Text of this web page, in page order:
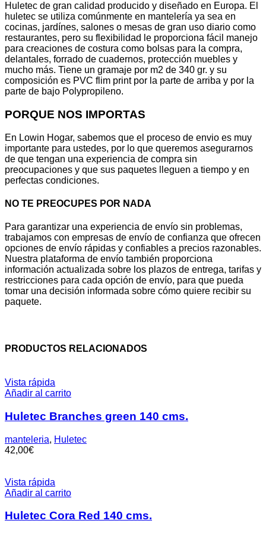
Huletec de gran calidad producido y diseñado en Europa. El
huletec se utiliza comúnmente en mantelería ya sea en
cocinas, jardínes, salones o mesas de gran uso diario como
restaurantes, pero su flexibilidad le proporciona fácil manejo
para creaciones de costura como bolsas para la compra,
delantales, forrado de cuadernos, protección muebles y
mucho más. Tiene un gramaje por m2 de 340 gr. y su
composición es PVC flim print por la parte de arriba y por la
parte de bajo Polypropileno.
PORQUE NOS IMPORTAS
En Lowin Hogar, sabemos que el proceso de envio es muy
importante para ustedes, por lo que queremos asegurarnos
de que tengan una experiencia de compra sin
preocupaciones y que sus paquetes lleguen a tiempo y en
perfectas condiciones.
NO TE PREOCUPES POR NADA
Para garantizar una experiencia de envío sin problemas,
trabajamos con empresas de envío de confianza que ofrecen
opciones de envío rápidas y confiables a precios razonables.
Nuestra plataforma de envío también proporciona
información actualizada sobre los plazos de entrega, tarifas y
restricciones para cada opción de envío, para que pueda
tomar una decisión informada sobre cómo quiere recibir su
paquete.
PRODUCTOS RELACIONADOS
Vista rápida
Añadir al carrito
Huletec Branches green 140 cms.
manteleria, Huletec
42,00€
Vista rápida
Añadir al carrito
Huletec Cora Red 140 cms.